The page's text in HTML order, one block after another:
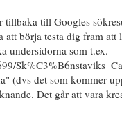
till Googles
att börja testa dig fram att
undersidorna som t.ex.
(dvs det som kommer
Det går att vara